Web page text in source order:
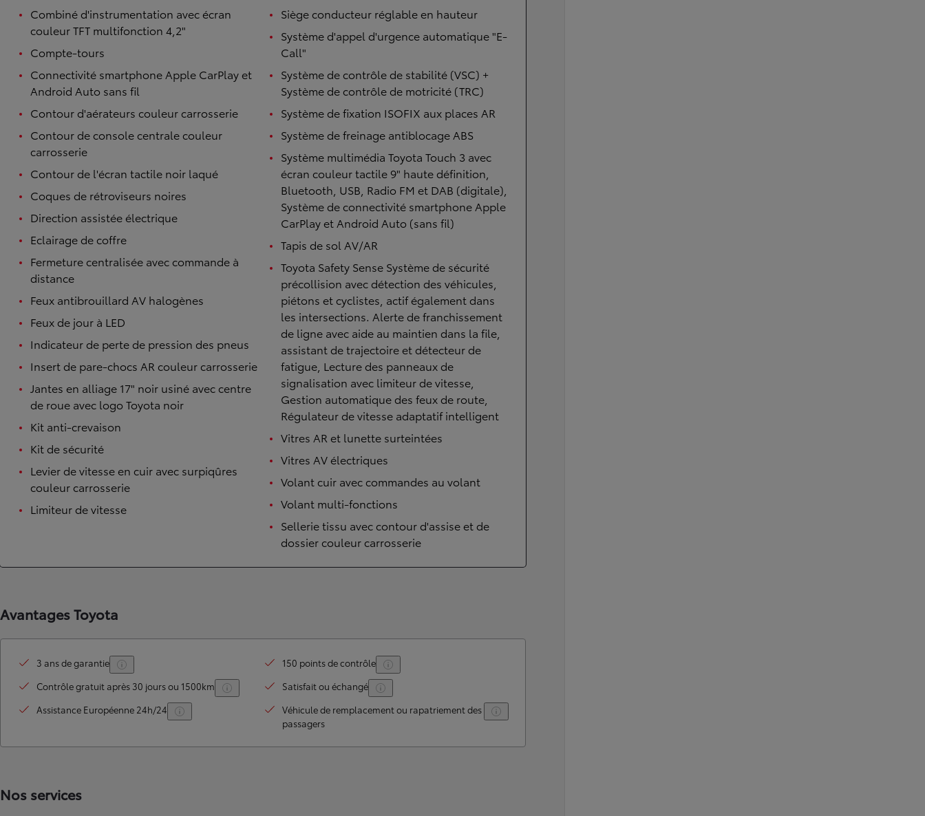
HYBRIDE OU HYBRIDE RECHARGEABLE
Disponible rapidement
Combiné d'instrumentation avec écran
couleur TFT multifonction 4,2"
Compte-tours
Connectivité smartphone Apple CarPlay et
Android Auto sans fil
Contour d'aérateurs couleur carrosserie
Contour de console centrale couleur
carrosserie
Contour de l'écran tactile noir laqué
Coques de rétroviseurs noires
Direction assistée électrique
Eclairage de coffre
Fermeture centralisée avec commande à
distance
Feux antibrouillard AV halogènes
Feux de jour à LED
Indicateur de perte de pression des pneus
Insert de pare-chocs AR couleur carrosserie
Jantes en alliage 17" noir usiné avec centre
de roue avec logo Toyota noir
Kit anti-crevaison
Kit de sécurité
Levier de vitesse en cuir avec surpiqûres
couleur carrosserie
Limiteur de vitesse
Siège conducteur réglable en hauteur
Système d'appel d'urgence automatique "E-
Call"
Système de contrôle de stabilité (VSC) +
Système de contrôle de motricité (TRC)
Système de fixation ISOFIX aux places AR
Système de freinage antiblocage ABS
Système multimédia Toyota Touch 3 avec
écran couleur tactile 9" haute définition,
Bluetooth, USB, Radio FM et DAB (digitale),
Système de connectivité smartphone Apple
CarPlay et Android Auto (sans fil)
Tapis de sol AV/AR
Toyota Safety Sense Système de sécurité
précollision avec détection des véhicules,
piétons et cyclistes, actif également dans
les intersections. Alerte de franchissement
de ligne avec aide au maintien dans la file,
assistant de trajectoire et détecteur de
fatigue, Lecture des panneaux de
signalisation avec limiteur de vitesse,
Gestion automatique des feux de route,
Régulateur de vitesse adaptatif intelligent
Vitres AR et lunette surteintées
Vitres AV électriques
Volant cuir avec commandes au volant
Volant multi-fonctions
Sellerie tissu avec contour d'assise et de
dossier couleur carrosserie
Avantages Toyota
3 ans de garantie
150 points de contrôle
Contrôle gratuit après 30 jours ou 1500km
Satisfait ou échangé
Assistance Européenne 24h/24
Véhicule de remplacement ou rapatriement des
passagers
Nos services